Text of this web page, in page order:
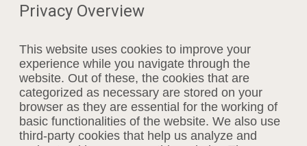
Privacy Overview
This website uses cookies to improve your
experience while you navigate through the
website. Out of these, the cookies that are
categorized as necessary are stored on your
browser as they are essential for the working of
basic functionalities of the website. We also use
third-party cookies that help us analyze and